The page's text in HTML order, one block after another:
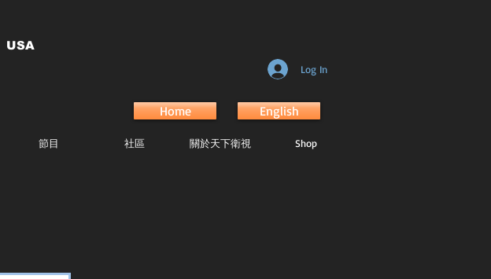
USA
Log In
Home English
節目 社區 關於天下衛視 Shop